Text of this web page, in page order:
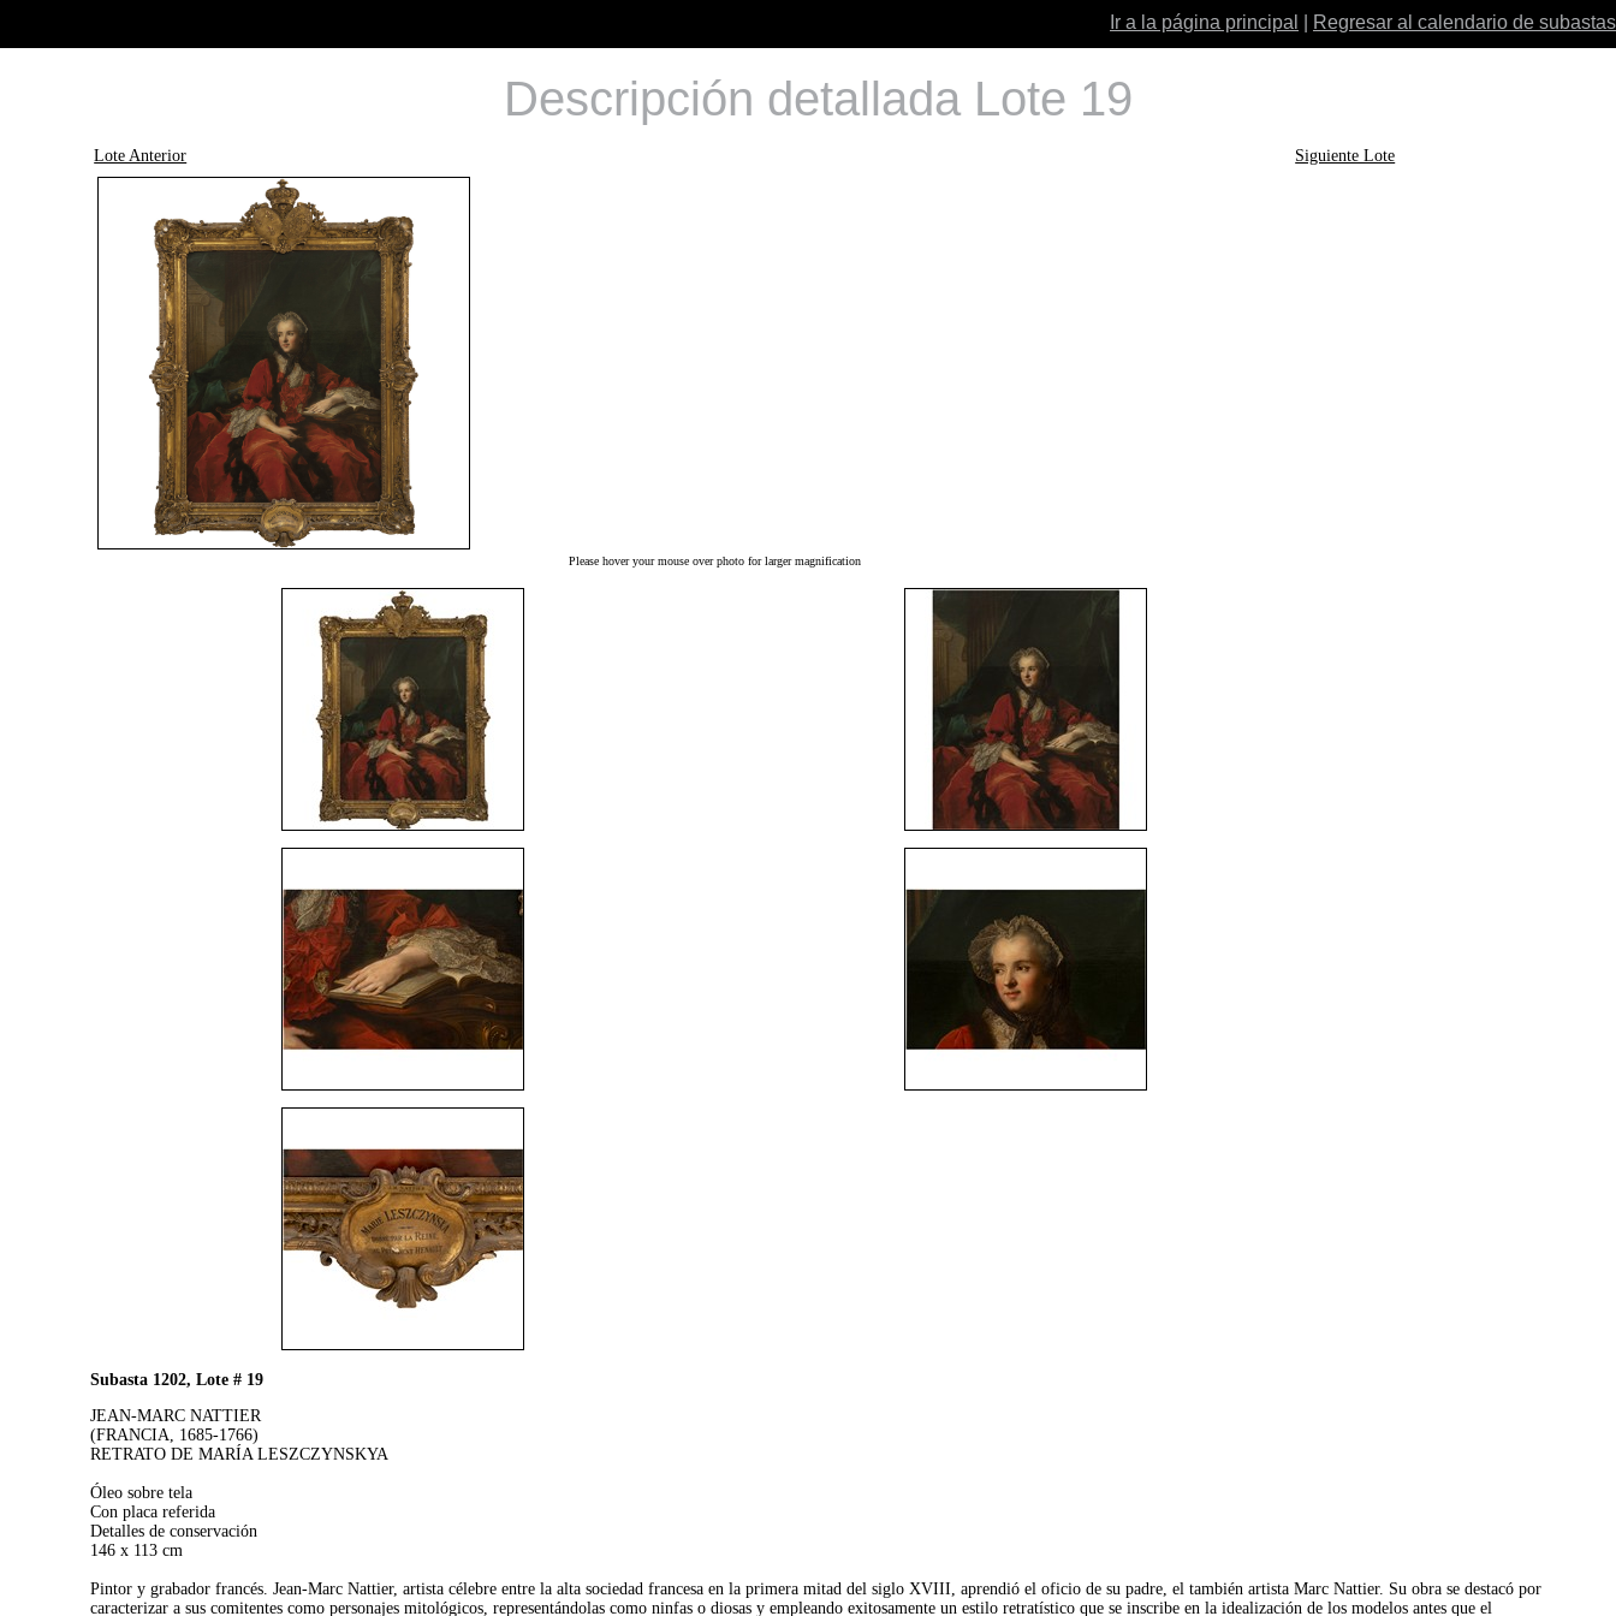
Ir a la página principal Regresar al calendario de subastas
Descripción detallada Lote 19
Lote Anterior Siguiente Lote
Please hover your mouse over photo for larger magnification
Subasta 1202, Lote # 19
JEAN-MARC NATTIER
(FRANCIA, 1685-1766)
RETRATO DE MARÍA LESZCZYNSKYA
Óleo sobre tela
Con placa referida
Detalles de conservación
146 x 113 cm
Pintor y grabador francés. Jean-Marc Nattier, artista célebre entre la alta sociedad francesa en la primera mitad del siglo XVIII, aprendió el oficio de su padre, el también artista Marc Nattier. Su obra se destacó por
caracterizar a sus comitentes como personajes mitológicos, representándolas como ninfas o diosas y empleando exitosamente un estilo retratístico que se inscribe en la idealización de los modelos antes que el